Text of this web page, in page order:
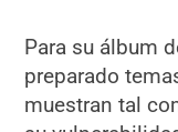
Para su álbum
preparado
muestran tal